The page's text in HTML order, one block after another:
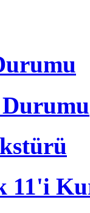
Durumu
11'i